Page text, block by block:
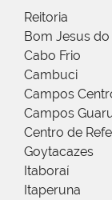
Reitoria
Bom Jesus
Cabo Frio
Cambuci
Campos
Campos
Centro de
Goytacazes
Itaboraí
Itaperuna